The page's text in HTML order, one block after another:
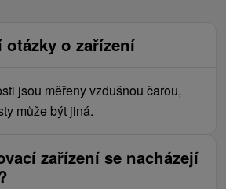
otázky o zařízení
jsou měřeny vzdušnou čarou,
může být jiná.
zařízení se nacházejí